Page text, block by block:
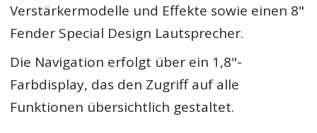
Verstärkermodelle und Effekte sowie einen 8"
Fender Special Design Lautsprecher.
Die Navigation erfolgt über ein 1,8"-
Farbdisplay, das den Zugriff auf alle
Funktionen übersichtlich gestaltet.